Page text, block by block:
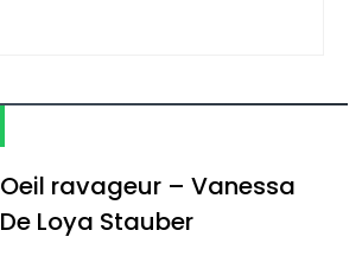
Oeil ravageur – Vanessa
De Loya Stauber
Tafraout, le miel de Tadla
Azilal consacrés produits
DAFINA MAROC